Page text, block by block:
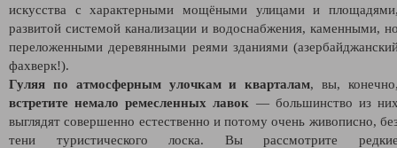
искусства с характерными мощёными улицами и
развитой системой канализации и водоснабжения, каменными,
переложенными деревянными реями зданиями
фахверк!).
Гуляя по атмосферным улочкам и кварталам, вы,
встретите немало ремесленных лавок — большинство из
выглядят совершенно естественно и потому очень живописно,
тени туристического лоска. Вы рассмотрите